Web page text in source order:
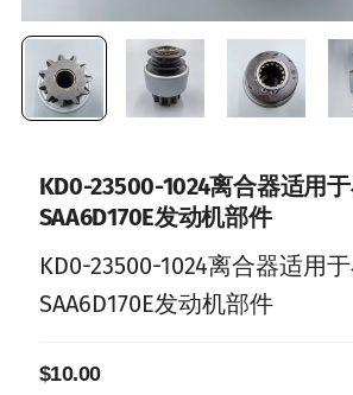
KD0-23500-1024离合器适用
SAA6D170E发动机部件
KD0-23500-1024离合器适用
SAA6D170E发动机部件
$10.00